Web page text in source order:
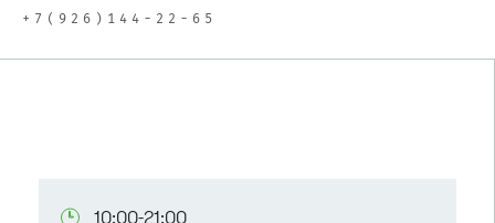
+7(926)144-22-65
10:00-21:00